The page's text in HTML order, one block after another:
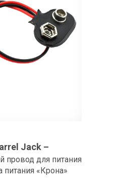
Jack –
провод для питания
питания «Крона»